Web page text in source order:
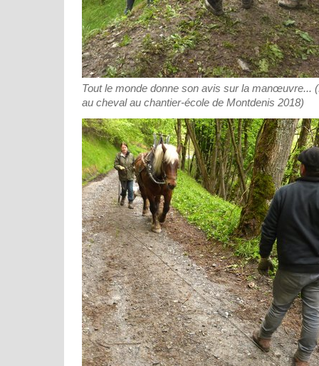
Tout le monde donne son avis sur la manœuvre...
au cheval au chantier-école de Montdenis 2018)